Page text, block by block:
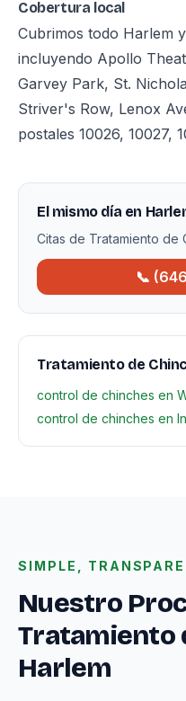
Cobertura local
Cubrimos todo Harlem
incluyendo Apollo
Garvey Park, St.
Striver's Row, Lenox
postales 10026, 10027,
El mismo día en
Citas de Tratamiento de
📞
Tratamiento de
control de chinches en
control de chinches en
SIMPLE,
Nuestro
Tratamiento
Harlem